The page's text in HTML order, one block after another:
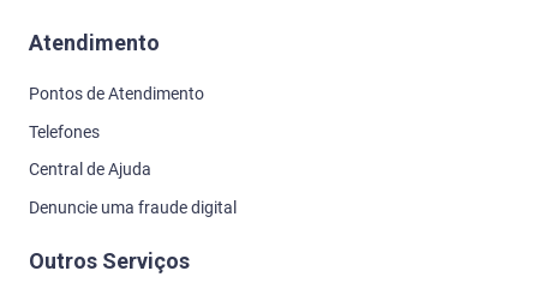
Atendimento
Pontos de Atendimento
Telefones
Central de Ajuda
Denuncie uma fraude digital
Outros Serviços